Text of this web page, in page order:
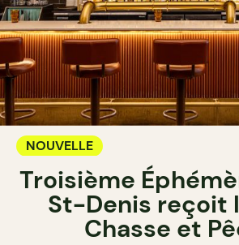
NOUVELLE
Troisième
St-Denis reçoit
Chasse et